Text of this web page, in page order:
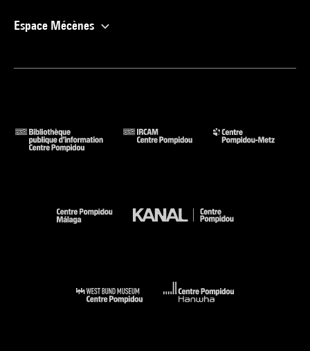
Espace Mécènes